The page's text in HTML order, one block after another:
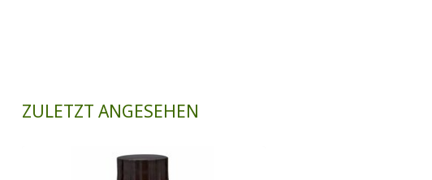
ZULETZT ANGESEHEN